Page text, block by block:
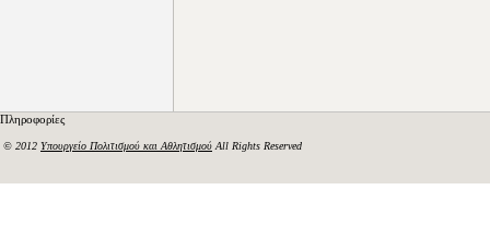
Πληροφορίες
© 2012 Υπουργείο Πολιτισμού και Αθλητισμού All Rights Reserved